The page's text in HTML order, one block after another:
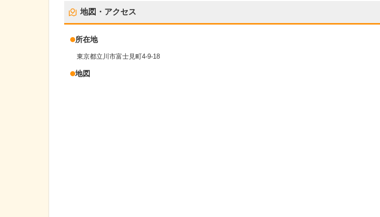
地図・アクセス
所在地
東京都立川市富士見町4-9-18
地図